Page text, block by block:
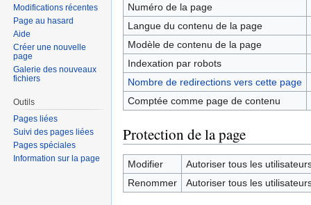
Numéro de la page
Langue du contenu de la page
Modèle de contenu de la page
Indexation par robots
Nombre de redirections vers cette page
Comptée comme page de contenu
Protection de la page
Modifier
Autoriser tous les
Renommer
Autoriser tous les
Modifications récentes
Page au hasard
Aide
Créer une nouvelle
page
Galerie des nouveaux
fichiers
Outils
Pages liées
Suivi des pages liées
Pages spéciales
Information sur la page